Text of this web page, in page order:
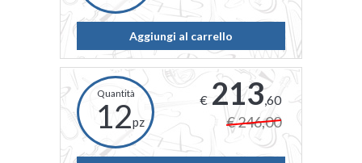
Aggiungi al carrello
12pz
€ 213,60
€ 246,00